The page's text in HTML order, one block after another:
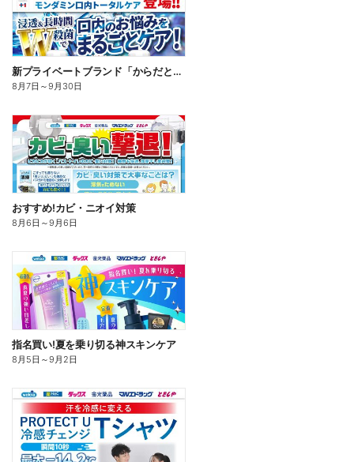
新プライベートブランド「からだとくらしに+1(プラスワン)」よりモンダミン口内トータルケア登場!
8月7日 ～9月30日
おすすめ!カビ・ニオイ対策
8月6日 ～9月6日
指名買い!夏を乗り切る神スキンケア
8月5日 ～9月2日